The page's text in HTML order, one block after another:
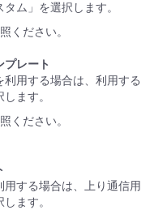
ム」を選択します。
ください。
プレート
利用する場合は、利用する
ます。
ください。
用する場合は、上り通信用
ます。